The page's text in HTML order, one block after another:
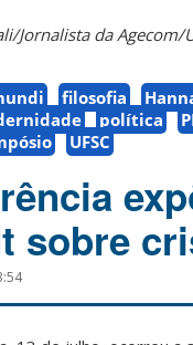
Jornalista da Agecom/
filosofia
política
UFSC
sobre